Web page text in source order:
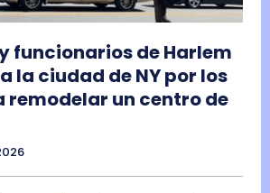
funcionarios de Harlem
la ciudad de NY por los
remodelar un centro de